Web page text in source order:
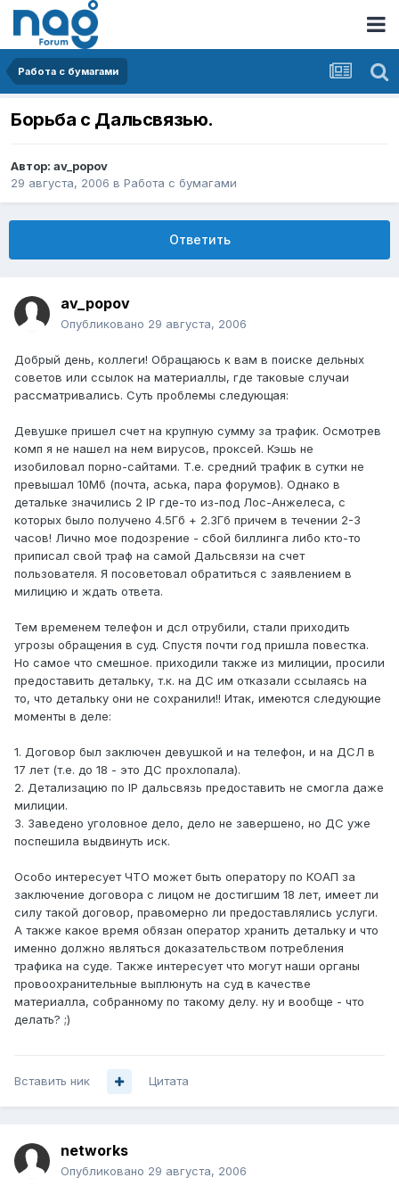
Работа с бумагами
Борьба с Дальсвязью.
Автор: av_popov
29 августа, 2006 в Работа с бумагами
Ответить
av_popov
Опубликовано 29 августа, 2006
Добрый день, коллеги! Обращаюсь к вам в поиске дельных
советов или ссылок на материаллы, где таковые случаи
рассматривались. Суть проблемы следующая:
Девушке пришел счет на крупную сумму за трафик. Осмотрев
комп я не нашел на нем вирусов, проксей. Кэшь не
изобиловал порно-сайтами. Т.е. средний трафик в сутки не
превышал 10Мб (почта, аська, пара форумов). Однако в
детальке значились 2 IP где-то из-под Лос-Анжелеса, с
которых было получено 4.5Гб + 2.3Гб причем в течении 2-3
часов! Лично мое подозрение - сбой биллинга либо кто-то
приписал свой траф на самой Дальсвязи на счет
пользователя. Я посоветовал обратиться с заявлением в
милицию и ждать ответа.
Тем временем телефон и дсл отрубили, стали приходить
угрозы обращения в суд. Спустя почти год пришла повестка.
Но самое что смешное. приходили также из милиции, просили
предоставить детальку, т.к. на ДС им отказали ссылаясь на
то, что детальку они не сохранили!! Итак, имеются следующие
моменты в деле:
1. Договор был заключен девушкой и на телефон, и на ДСЛ в
17 лет (т.е. до 18 - это ДС прохлопала).
2. Детализацию по IP дальсвязь предоставить не смогла даже
милиции.
3. Заведено уголовное дело, дело не завершено, но ДС уже
поспешила выдвинуть иск.
Особо интересует ЧТО может быть оператору по КОАП за
заключение договора с лицом не достигшим 18 лет, имеет ли
силу такой договор, правомерно ли предоставлялись услуги.
А также какое время обязан оператор хранить детальку и что
именно должно являться доказательством потребления
трафика на суде. Также интересует что могут наши органы
провоохранительные выплюнуть на суд в качестве
материалла, собранному по такому делу. ну и вообще - что
делать? ;)
Вставить ник Цитата
networks
Опубликовано 29 августа, 2006